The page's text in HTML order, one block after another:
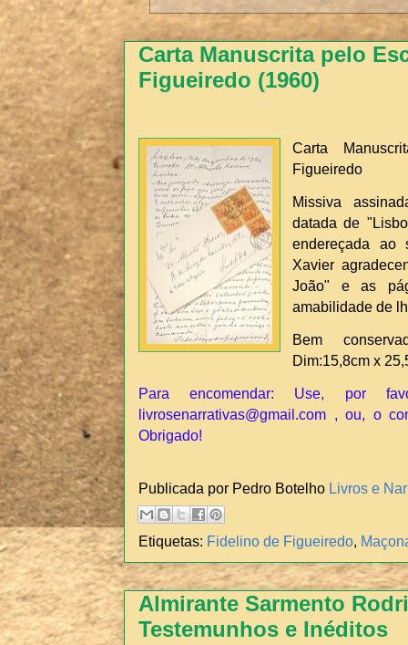
Carta Manuscrita pelo
Figueiredo (1960)
Carta
Figueiredo
Missiva
datada de
endereçada ao
Xavier
João" e as
amabilidade de
Bem
Dim:15,8cm x
Para encomendar: Use, por
livrosenarrativas@gmail.com , ou, o
Obrigado!
Publicada por Pedro Botelho Livros e
Etiquetas: Fidelino de Figueiredo,
Almirante Sarmento
Testemunhos e Inéditos